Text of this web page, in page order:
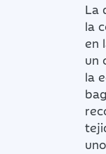
La
la
en
un
la